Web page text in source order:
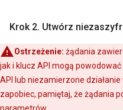
Krok 2. Utwórz
Ostrzeżenie: żądania
jak i klucz API mogą
API lub niezamierzone
zapobiec, pamiętaj, że żądania